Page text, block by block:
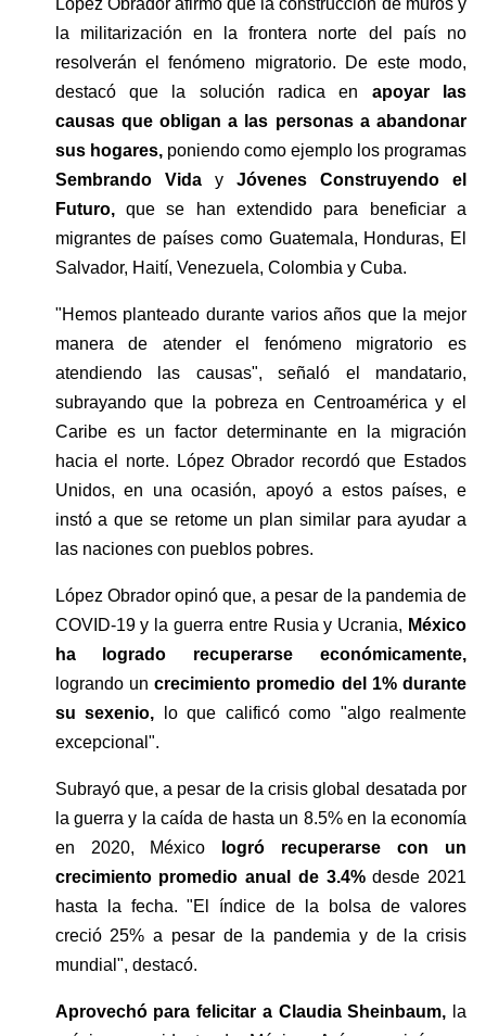
López Obrador afirmó que la construcción de muros y
la militarización en la frontera norte del país no
resolverán el fenómeno migratorio. De este modo,
destacó que la solución radica en apoyar las
causas que obligan a las personas a abandonar
sus hogares,
poniendo como ejemplo los programas
Sembrando Vida y Jóvenes Construyendo el
Futuro, que se han extendido para beneficiar a
migrantes de países como Guatemala, Honduras, El
Salvador, Haití, Venezuela, Colombia y Cuba.
"Hemos planteado durante varios años que la mejor
manera de atender el fenómeno migratorio es
atendiendo las causas", señaló el mandatario,
subrayando que la pobreza en Centroamérica y el
Caribe es un factor determinante en la migración
hacia el norte. López Obrador recordó que Estados
Unidos, en una ocasión, apoyó a estos países, e
instó a que se retome un plan similar para ayudar a
las naciones con pueblos pobres.
López Obrador opinó que, a pesar de la pandemia de
COVID-19 y la guerra entre Rusia y Ucrania, México
ha logrado recuperarse económicamente,
logrando un crecimiento promedio del 1% durante
su sexenio, lo que calificó como "algo realmente
excepcional".
Subrayó que, a pesar de la crisis global desatada por
la guerra y la caída de hasta un 8.5% en la economía
en 2020, México
logró recuperarse con un
crecimiento promedio anual de 3.4% desde 2021
hasta la fecha. "El índice de la bolsa de valores
creció 25% a pesar de la pandemia y de la crisis
mundial", destacó.
Aprovechó para felicitar a Claudia Sheinbaum, la